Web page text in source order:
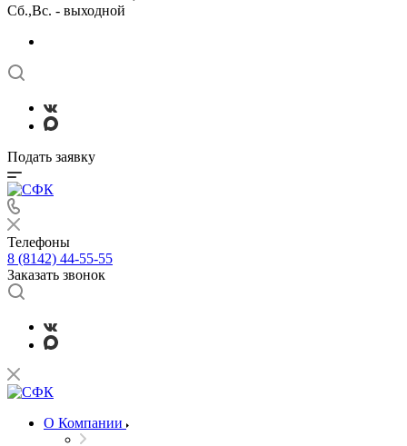
Сб.,Вс. - выходной
Подать заявку
Телефоны
8 (8142) 44-55-55
Заказать звонок
О Компании